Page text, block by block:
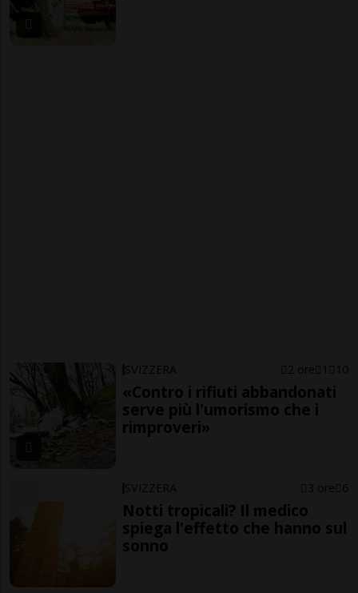
SVIZZERA 2 ore 1 10
«Contro i rifiuti abbandonati
serve più l'umorismo che i
rimproveri»
SVIZZERA 3 ore 6
Notti tropicali? Il medico
spiega l'effetto che hanno sul
sonno